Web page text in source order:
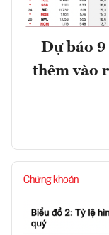
Dự báo
thêm vào
Chứng khoán